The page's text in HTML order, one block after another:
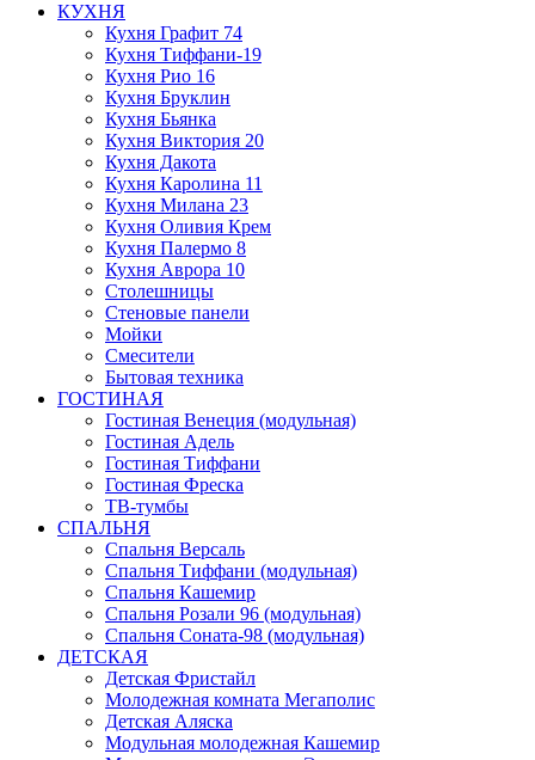
КУХНЯ
Кухня Графит 74
Кухня Тиффани-19
Кухня Рио 16
Кухня Бруклин
Кухня Бьянка
Кухня Виктория 20
Кухня Дакота
Кухня Каролина 11
Кухня Милана 23
Кухня Оливия Крем
Кухня Палермо 8
Кухня Аврора 10
Столешницы
Стеновые панели
Мойки
Смесители
Бытовая техника
ГОСТИНАЯ
Гостиная Венеция (модульная)
Гостиная Адель
Гостиная Тиффани
Гостиная Фреска
ТВ-тумбы
СПАЛЬНЯ
Спальня Версаль
Спальня Тиффани (модульная)
Спальня Кашемир
Спальня Розали 96 (модульная)
Спальня Соната-98 (модульная)
ДЕТСКАЯ
Детская Фристайл
Молодежная комната Мегаполис
Детская Аляска
Модульная молодежная Кашемир